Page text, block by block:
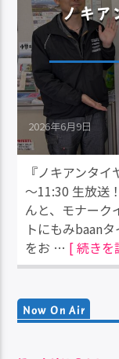
ノキア
2026年6月9日
『ノキアンタ
～11:30 生放送
んと、モナーク
トにもみbaan
をお … [ 続きを
Now On Air